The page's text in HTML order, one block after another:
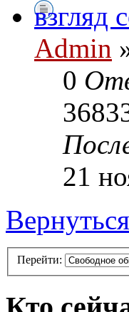
взгляд
Admin
0
21
Перейти: